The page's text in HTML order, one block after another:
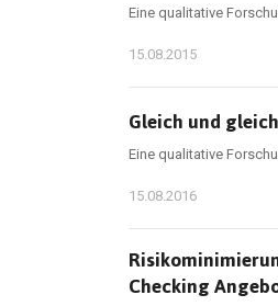
Eine qualitative
15.08.2015
Gleich und
Eine qualitative
15.08.2016
Checking